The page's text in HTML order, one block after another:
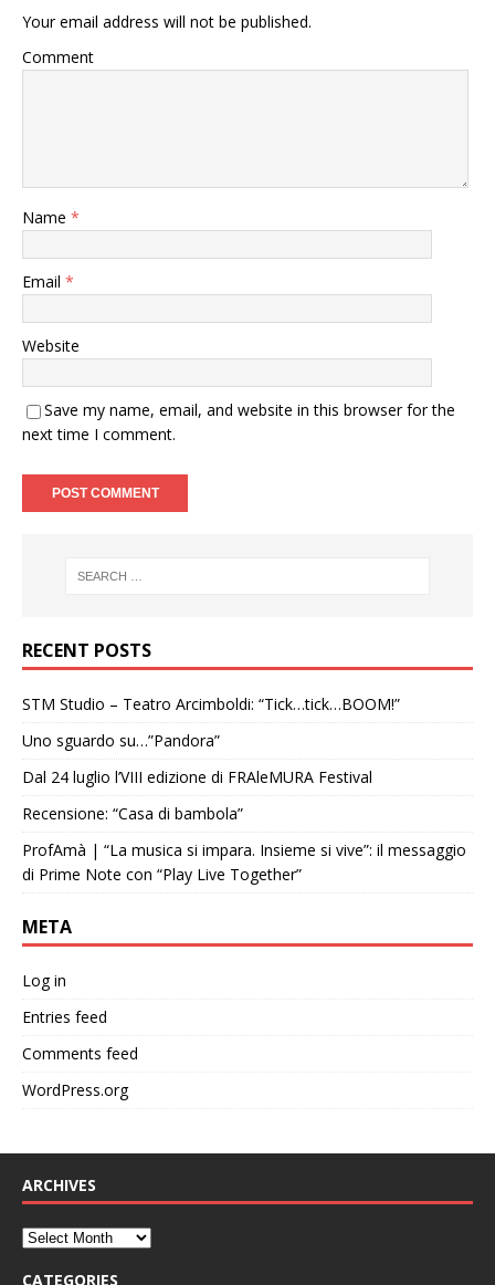
Your email address will not be published.
Comment
Name *
Email *
Website
Save my name, email, and website in this browser for the
next time I comment.
RECENT POSTS
STM Studio – Teatro Arcimboldi: “Tick…tick…BOOM!”
Uno sguardo su…”Pandora”
Dal 24 luglio l’VIII edizione di FRAleMURA Festival
Recensione: “Casa di bambola”
ProfAmà | “La musica si impara. Insieme si vive”: il messaggio
di Prime Note con “Play Live Together”
META
Log in
Entries feed
Comments feed
WordPress.org
ARCHIVES
CATEGORIES